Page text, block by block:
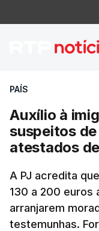
Auxílio
PAÍS
Auxílio à
suspeitos
atestados
A PJ acredita
130 a 200 euros
arranjarem
testemunhas.